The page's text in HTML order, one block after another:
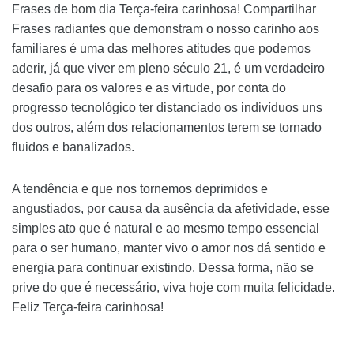
Frases de bom dia Terça-feira carinhosa! Compartilhar
Frases radiantes que demonstram o nosso carinho aos
familiares é uma das melhores atitudes que podemos
aderir, já que viver em pleno século 21, é um verdadeiro
desafio para os valores e as virtude, por conta do
progresso tecnológico ter distanciado os indivíduos uns
dos outros, além dos relacionamentos terem se tornado
fluidos e banalizados.
A tendência e que nos tornemos deprimidos e
angustiados, por causa da ausência da afetividade, esse
simples ato que é natural e ao mesmo tempo essencial
para o ser humano, manter vivo o amor nos dá sentido e
energia para continuar existindo. Dessa forma, não se
prive do que é necessário, viva hoje com muita felicidade.
Feliz Terça-feira carinhosa!